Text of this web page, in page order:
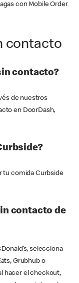
con Mobile Order
contacto
contacto?
de nuestros
en DoorDash,
tu comida Curbside
contacto de
selecciona
Grubhub o
hacer el checkout,